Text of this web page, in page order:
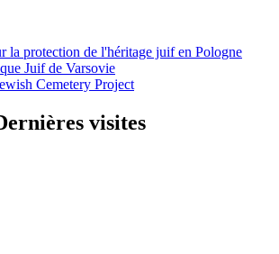
la protection de l'héritage juif en Pologne
Juif de Varsovie
Cemetery Project
visites